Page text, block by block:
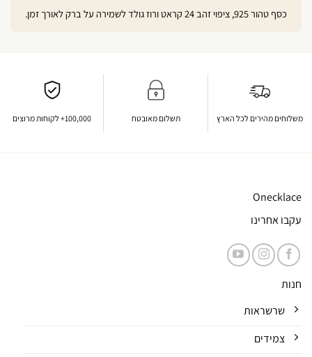
כסף טהור 925, ציפוי זהב 24 קראט ורוז גולד לשמירה על ברק לאורך זמן.
משלוחים מהירים לכל הארץ תשלום מאובטח 100,000+ לקוחות מרוצים
Onecklace
עקבו אחרינו
חנות
שרשראות
צמידים